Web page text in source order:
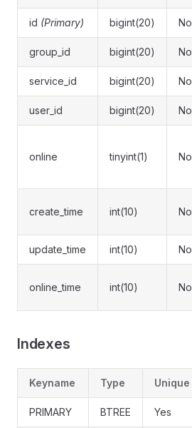
id (Primary) bigint(20) No
group_id bigint(20) No
service_id bigint(20) No
user_id bigint(20) No
online tinyint(1) No
create_time int(10) No
update_time int(10) No
online_time int(10) No
Indexes
Keyname Type Unique
PRIMARY BTREE Yes